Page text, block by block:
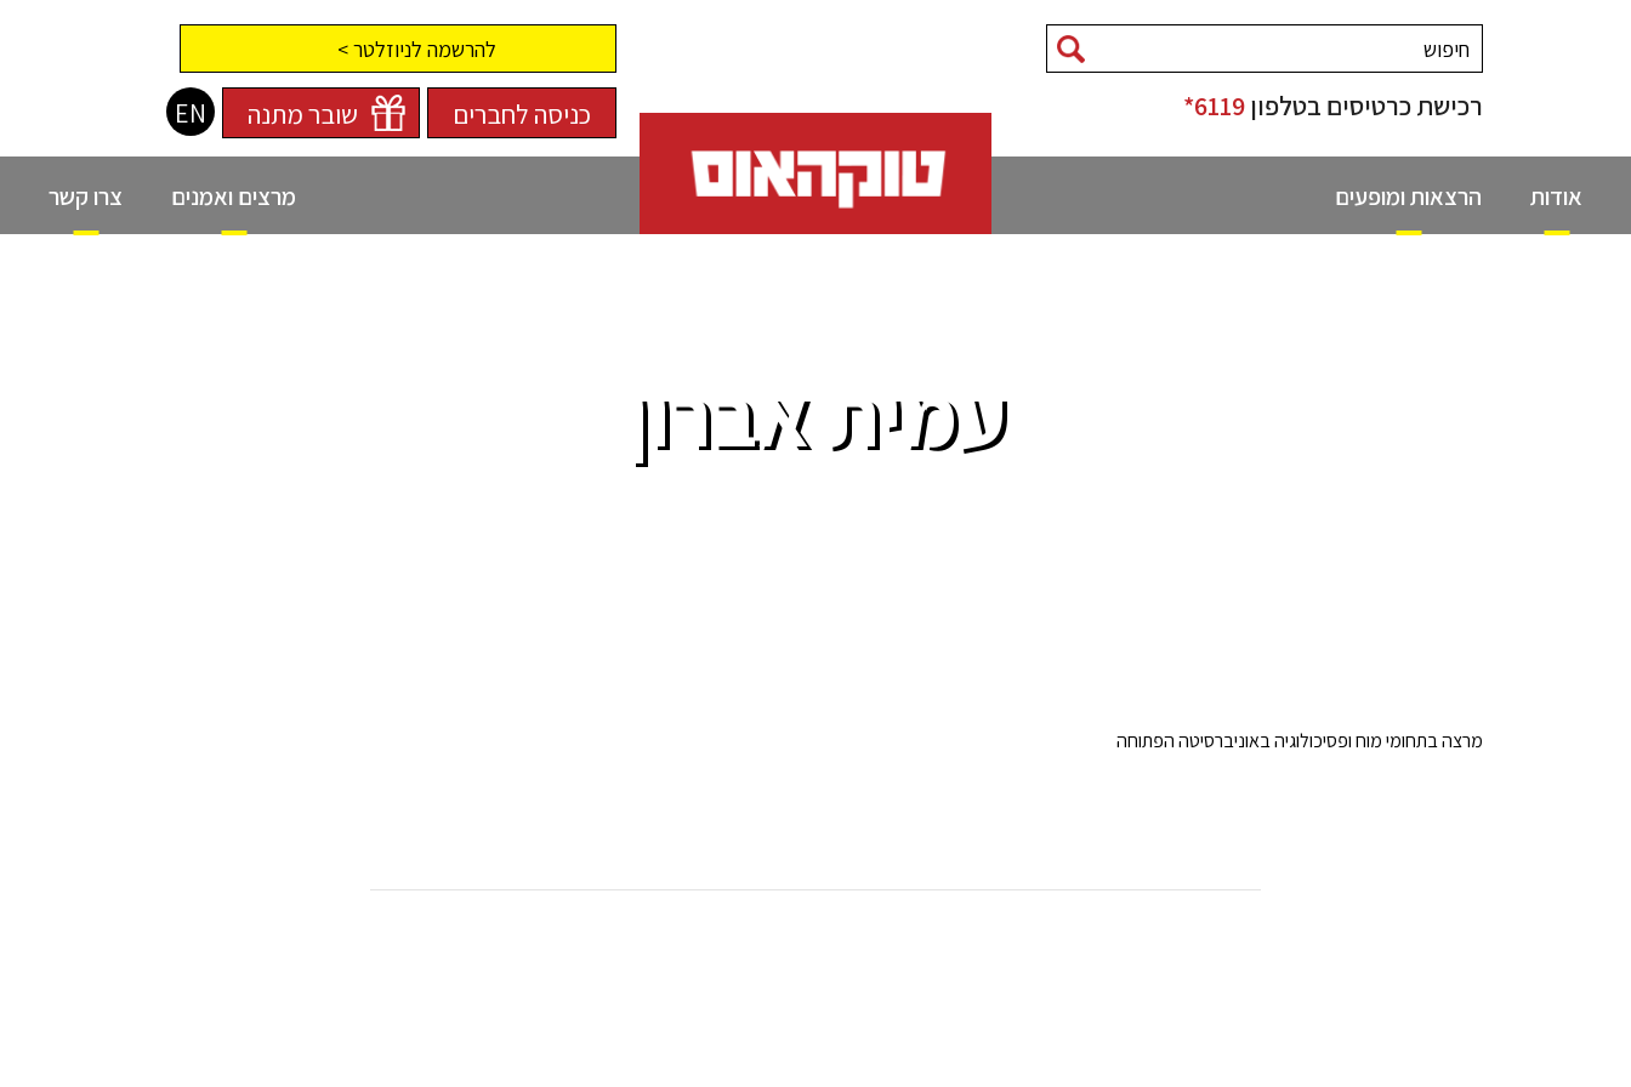
רכישת כרטיסים בטלפון6119*
להרשמה לניוזלטר >
EN כניסה לחברים שובר מתנה
מרצים ואמנים צרו קשר אודות הרצאות ומופעים
עמית אברון
מרצה בתחומי מוח ופסיכולוגיה באוניברסיטה הפתוחה